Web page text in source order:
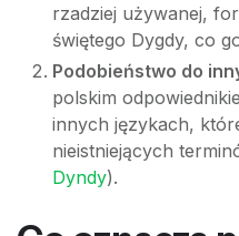
rzadziej używanej,
świętego Dygdy, co
Podobieństwo do
polskim
innych językach,
nieistniejących
Dyndy).